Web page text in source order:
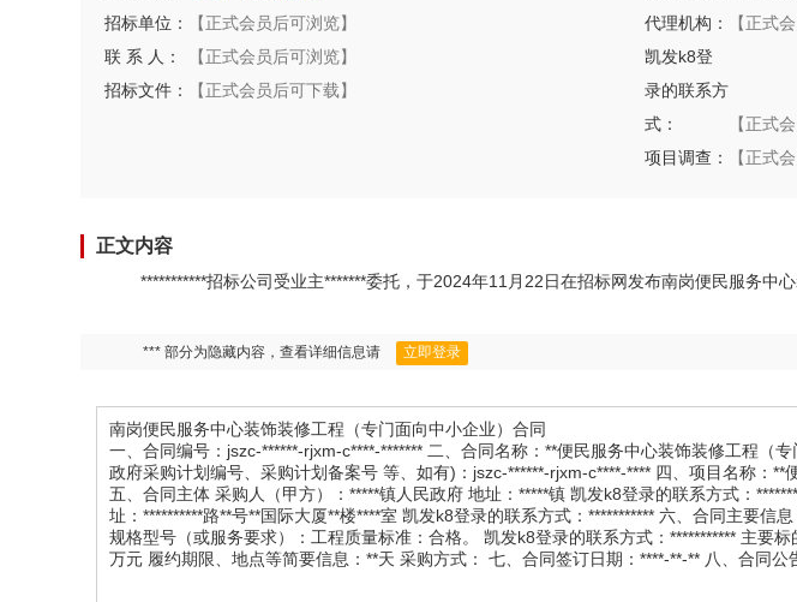
招标单位：
【正式会员后可浏览】
联 系 人：
【正式会员后可浏览】
招标文件：
【正式会员后可下载】
代理机构：
【正式
凯发k8登
录的联系方
式：
【正式
项目调查：
【正式
正文内容
***********招标公司受业主*******委托，于2024年11月22日在招标网发布南岗便民服务中
*** 部分为隐藏内容，查看详细信息请 立即登录
南岗便民服务中心装饰装修工程（专门面向中小企业）合同
一、合同编号：jszc-******-rjxm-c****-******* 二、合同名称：**便民服务中心装饰装修工程（
政府采购计划编号、采购计划备案号 等、如有)：jszc-******-rjxm-c****-**** 四、项目名称：**
五、合同主体 采购人（甲方）：*****镇人民政府 地址：*****镇 凯发k8登录的联系方式：
址：**********路**号**国际大厦**楼****室 凯发k8登录的联系方式：*********** 六、合同主要信
规格型号（或服务要求）：工程质量标准：合格。 凯发k8登录的联系方式：*********** 主要
万元 履约期限、地点等简要信息：**天 采购方式： 七、合同签订日期：****-**-** 八、合同